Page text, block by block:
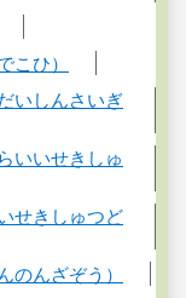
こひ）
いしんさいぎ
いいせきしゅ
せきしゅつど
のんざぞう）